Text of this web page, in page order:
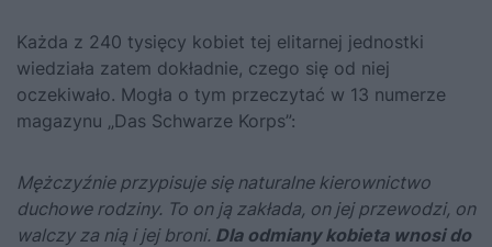
Każda z 240 tysięcy kobiet tej elitarnej jednostki
wiedziała zatem dokładnie, czego się od niej
oczekiwało. Mogła o tym przeczytać w 13 numerze
magazynu „Das Schwarze Korps”:
Mężczyźnie przypisuje się naturalne kierownictwo
duchowe rodziny. To on ją zakłada, on jej przewodzi, on
walczy za nią i jej broni. Dla odmiany kobieta wnosi do